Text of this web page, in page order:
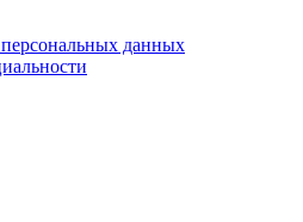
данных